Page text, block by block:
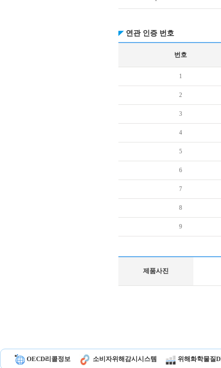
연관 인증 번호
번호
1
2
3
4
5
6
7
8
9
제품사진
OECD리콜정보 소비자위해감시시스템 위해화학물질